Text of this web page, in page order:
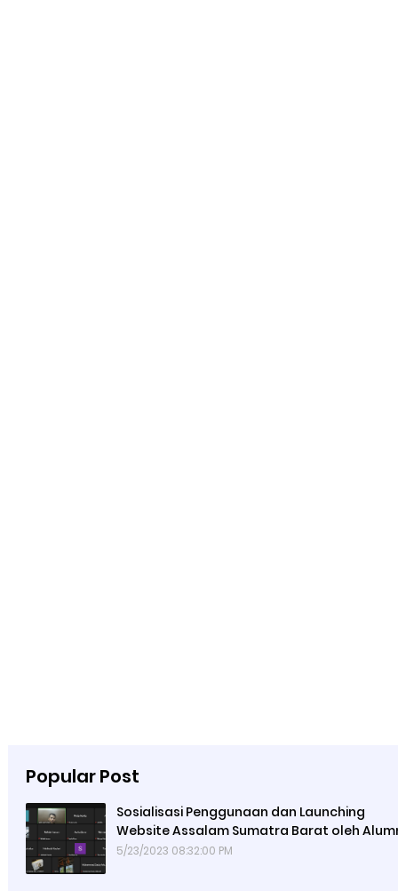
Popular Post
Sosialisasi Penggunaan dan Launching
Website Assalam Sumatra Barat oleh
67
5/23/2023 08:32:00 PM